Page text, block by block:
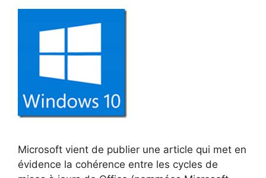
Microsoft vient de publier une article qui met en
évidence la cohérence entre les cycles de